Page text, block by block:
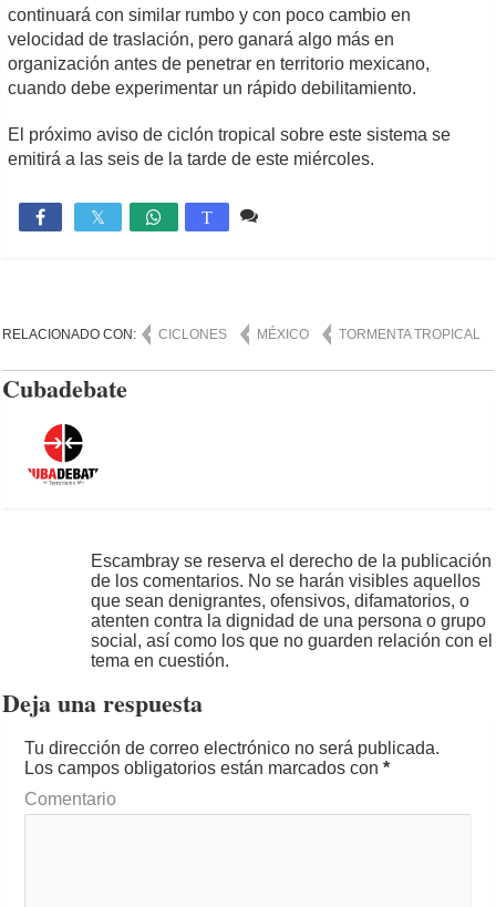
continuará con similar rumbo y con poco cambio en
velocidad de traslación, pero ganará algo más en
organización antes de penetrar en territorio mexicano,
cuando debe experimentar un rápido debilitamiento.
El próximo aviso de ciclón tropical sobre este sistema se
emitirá a las seis de la tarde de este miércoles.
 T
RELACIONADO CON: CICLONES MÉXICO TORMENTA TROPICAL
Cubadebate
Escambray se reserva el derecho de la publicación
de los comentarios. No se harán visibles aquellos
que sean denigrantes, ofensivos, difamatorios, o
atenten contra la dignidad de una persona o grupo
social, así como los que no guarden relación con el
tema en cuestión.
Deja una respuesta
Tu dirección de correo electrónico no será publicada.
Los campos obligatorios están marcados con*
Comentario